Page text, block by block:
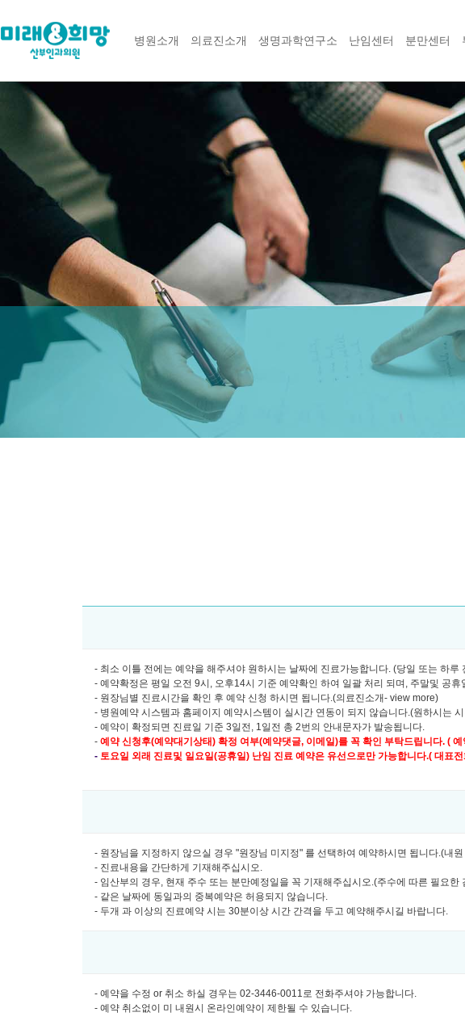
병원소개 의료진소개 생명과학연구소 난임센터 분만센터
- 최소 이틀 전에는 예약을 해주셔야 원하시는 날짜에 진료가능합니다. (당일 또는 하루
- 예약확정은 평일 오전 9시, 오후14시 기준 예약확인 하여 일괄 처리 되며, 주말및 공
- 원장님별 진료시간을 확인 후 예약 신청 하시면 됩니다.(의료진소개- view more)
- 병원예약 시스템과 홈페이지 예약시스템이 실시간 연동이 되지 않습니다.(원하시는
- 예약이 확정되면 진료일 기준 3일전, 1일전 총 2번의 안내문자가 발송됩니다.
- 예약 신청후(예약대기상태) 확정 여부(예약댓글, 이메일)를 꼭 확인 부탁드립니다. (
- 토요일 외래 진료및 일요일(공휴일) 난임 진료 예약은 유선으로만 가능합니다.( 대표
- 원장님을 지정하지 않으실 경우 "원장님 미지정" 를 선택하여 예약하시면 됩니다.(내
- 진료내용을 간단하게 기재해주십시오.
- 임산부의 경우, 현재 주수 또는 분만예정일을 꼭 기재해주십시오.(주수에 따른 필요한
- 같은 날짜에 동일과의 중복예약은 허용되지 않습니다.
- 두개 과 이상의 진료예약 시는 30분이상 시간 간격을 두고 예약해주시길 바랍니다.
- 예약을 수정 or 취소 하실 경우는 02-3446-0011로 전화주셔야 가능합니다.
- 예약 취소없이 미 내원시 온라인예약이 제한될 수 있습니다.